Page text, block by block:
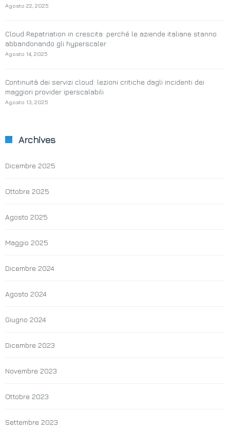
Agosto 22, 2025
Cloud Repatriation in crescita: perché le aziende italiane stanno
abbandonando gli hyperscaler
Agosto 14, 2025
Continuità dei servizi cloud: lezioni critiche dagli incidenti dei
maggiori provider iperscalabili
Agosto 13, 2025
Archives
Dicembre 2025
Ottobre 2025
Agosto 2025
Maggio 2025
Dicembre 2024
Agosto 2024
Giugno 2024
Dicembre 2023
Novembre 2023
Ottobre 2023
Settembre 2023